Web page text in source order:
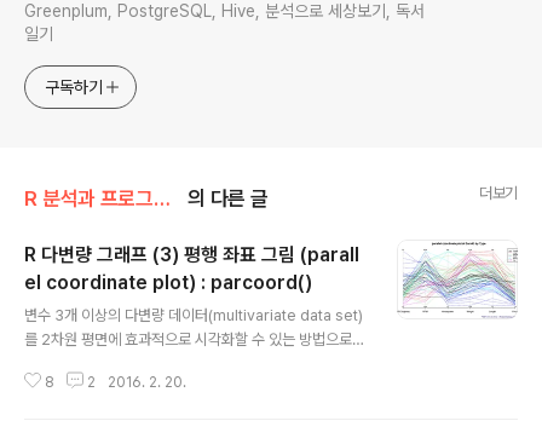
Greenplum, PostgreSQL, Hive, 분석으로 세상보기, 독서
일기
구독하기
R 분석과 프로그래밍/R 그래프_시각화 의 다른 글 더보기
R 다변량 그래프 (3) 평행 좌표 그림 (parall
el coordinate plot) : parcoord()
변수 3개 이상의 다변량 데이터(multivariate data set)
를 2차원 평면에 효과적으로 시각화할 수 있는 방법으로
lot) (2) 별 그래프 (star graph) (레이더 차트와 유사, 중
8 2 2016. 2. 20.